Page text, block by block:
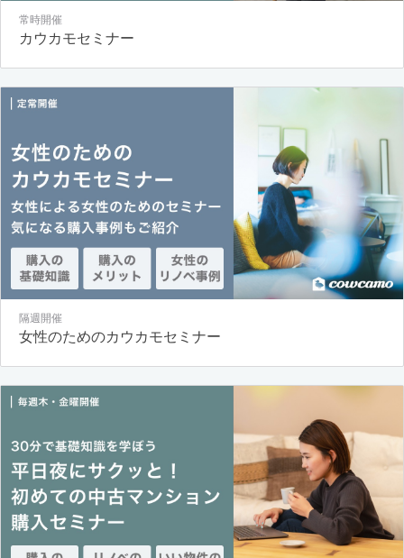
常時開催
カウカモセミナー
隔週開催
女性のためのカウカモセミナー